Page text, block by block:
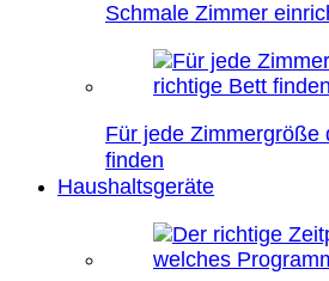
Schmale Zimmer
Für jede Zimmergröße
finden
Haushaltsgeräte